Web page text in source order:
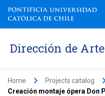
Dirección de
Home keyboard_arrow_right Projects catalog
Creación montaje ópera Don